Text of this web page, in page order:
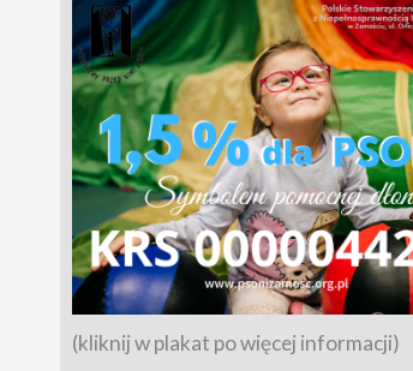
(kliknij w plakat po więcej informacji)